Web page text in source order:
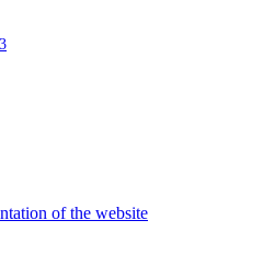
of the website